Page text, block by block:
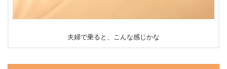
夫婦で乗ると、こんな感じかな